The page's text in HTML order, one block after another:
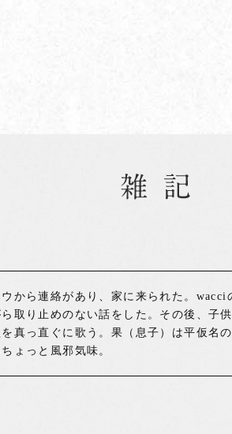
から連絡があり、家に来られた。wacci
取り止めのない話をした。その後、子
真っ直ぐに歌う。果（息子）は平仮名
ょっと風邪気味。